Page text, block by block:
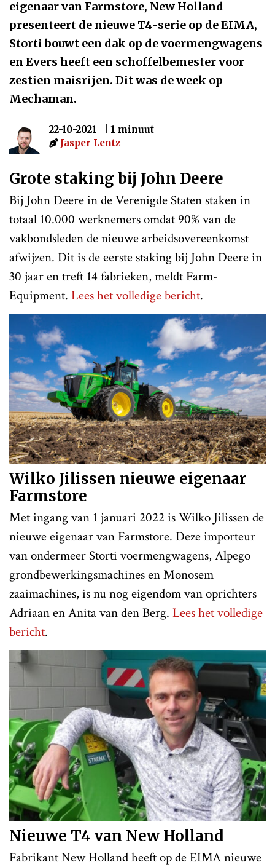
eigenaar van Farmstore, New Holland
presenteert de nieuwe T4-serie op de EIMA,
Storti bouwt een dak op de voermengwagens
en Evers heeft een schoffelbemester voor
zestien maisrijen. Dit was de week op
Mechaman.
22-10-2021
| 1 minuut
Jasper Lentz
Grote staking bij John Deere
Bij John Deere in de Verenigde Staten staken in
totaal 10.000 werknemers omdat 90% van de
vakbondsleden de nieuwe arbeidsovereenkomst
afwijzen. Dit is de eerste staking bij John Deere in
30 jaar en treft 14 fabrieken, meldt Farm-
Equipment. Lees het volledige bericht.
Wilko Jilissen nieuwe eigenaar
Farmstore
Met ingang van 1 januari 2022 is Wilko Jilissen de
nieuwe eigenaar van Farmstore. Deze importeur
van ondermeer Storti voermengwagens, Alpego
grondbewerkingsmachines en Monosem
zaaimachines, is nu nog eigendom van oprichters
Adriaan en Anita van den Berg. Lees het volledige
bericht.
Nieuwe T4 van New Holland
Fabrikant New Holland heeft op de EIMA nieuwe